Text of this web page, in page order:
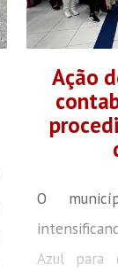
Ação
O
Azul para